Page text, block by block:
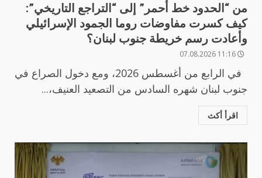
من “الحدود خط أحمر” إلى “التراجع التاريخي”:
كيف كسرت مفاوضات روما الجمود الإسرائيلي
وأعادت رسم خريطة جنوب لبنان؟
في الرابع من أغسطس 2026، ومع دخول الصراع في
جنوب لبنان شهره السادس من التصعيد العنيف،...
اقرأ أكث